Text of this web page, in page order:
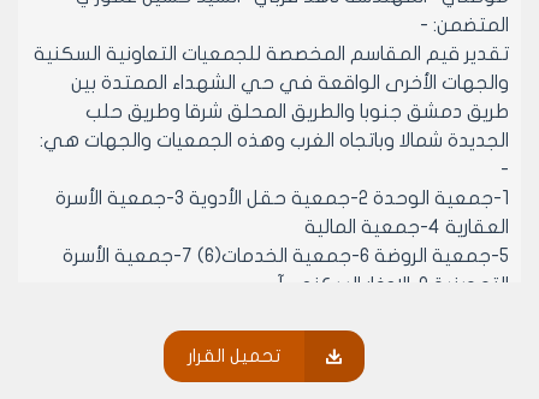
المتضمن: -
تقدير قيم المقاسم المخصصة للجمعيات التعاونية السكنية
والجهات الأخرى الواقعة في حي الشهداء الممتدة بين
طريق دمشق جنوبا والطريق المحلق شرقا وطريق حلب
الجديدة شمالا وباتجاه الغرب وهذه الجمعيات والجهات هي:
-
1-جمعية الوحدة 2-جمعية حقل الأدوية 3-جمعية الأسرة
العقارية 4-جمعية المالية
5-جمعية الروضة 6-جمعية الخدمات(6) 7-جمعية الأسرة
التموينية 8-الادخار السكني-آ-
الخريجين العاملين في جامعة حلب
12-مركز البحوث والدراسات العلمية 13-المؤسسة العامة
تحميل القرار